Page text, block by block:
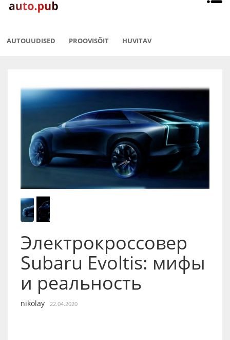
AUTOUUDISED PROOVISÕIT HUVITAV
Электрокроссовер
Subaru Evoltis: мифы
и реальность
nikolay 22.04.2020